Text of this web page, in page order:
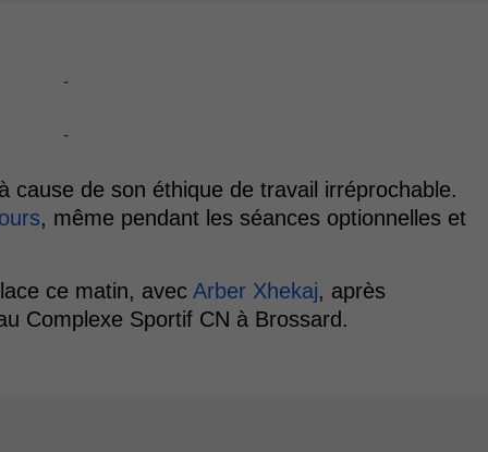
-
-
cause de son éthique de travail irréprochable.
, même pendant les séances optionnelles et
ce matin, avec Arber Xhekaj, après
Complexe Sportif CN à Brossard.